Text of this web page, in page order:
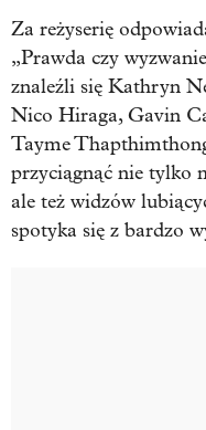
Za reżyserię
„Prawda czy
znaleźli się Kathryn
Nico Hiraga, Gavin
Tayme
przyciągnąć nie tylko
ale też widzów
spotyka się z bardzo